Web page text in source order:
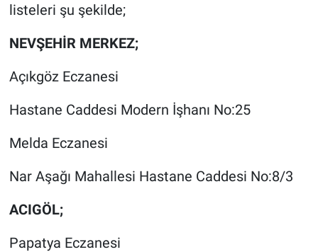
listeleri şu şekilde;
NEVŞEHİR MERKEZ;
Açıkgöz Eczanesi
Hastane Caddesi Modern İşhanı No:25
Melda Eczanesi
Nar Aşağı Mahallesi Hastane Caddesi No:8/3
ACIGÖL;
Papatya Eczanesi